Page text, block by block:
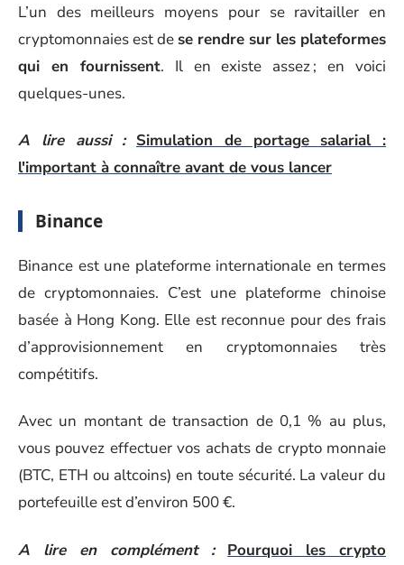
L’un des meilleurs moyens pour se ravitailler en
cryptomonnaies est de se rendre sur les plateformes
qui en fournissent. Il en existe assez ; en voici
quelques-unes.
A lire aussi : Simulation de portage salarial :
l'important à connaître avant de vous lancer
Binance
Binance est une plateforme internationale en termes
de cryptomonnaies. C’est une plateforme chinoise
basée à Hong Kong. Elle est reconnue pour des frais
d’approvisionnement en cryptomonnaies très
compétitifs.
Avec un montant de transaction de 0,1 % au plus,
vous pouvez effectuer vos achats de crypto monnaie
(BTC, ETH ou altcoins) en toute sécurité. La valeur du
portefeuille est d’environ 500 €.
A lire en complément :
Pourquoi les crypto